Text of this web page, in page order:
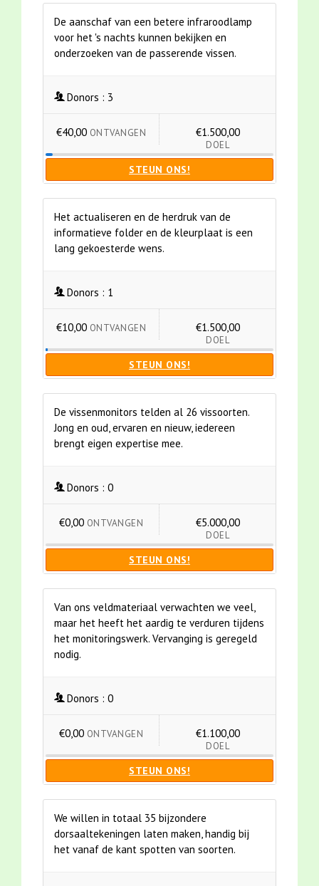
De aanschaf van een betere infraroodlamp
voor het 's nachts kunnen bekijken en
onderzoeken van de passerende vissen.
Donors : 3
€40,00 ONTVANGEN €1.500,00
DOEL
STEUN ONS!
Het actualiseren en de herdruk van de
informatieve folder en de kleurplaat is een
lang gekoesterde wens.
Donors : 1
€10,00 ONTVANGEN €1.500,00
DOEL
STEUN ONS!
De vissenmonitors telden al 26 vissoorten.
Jong en oud, ervaren en nieuw, iedereen
brengt eigen expertise mee.
Donors : 0
€0,00 ONTVANGEN €5.000,00
DOEL
STEUN ONS!
Van ons veldmateriaal verwachten we veel,
maar het heeft het aardig te verduren tijdens
het monitoringswerk. Vervanging is geregeld
nodig.
Donors : 0
€0,00 ONTVANGEN €1.100,00
DOEL
STEUN ONS!
We willen in totaal 35 bijzondere
dorsaaltekeningen laten maken, handig bij
het vanaf de kant spotten van soorten.